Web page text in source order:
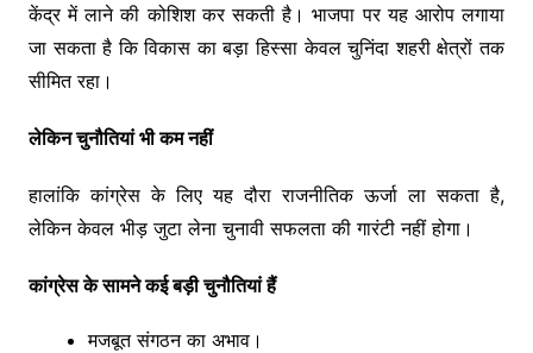
केंद्र में लाने की कोशिश कर सकती है। भाजपा पर यह आरोप लगाया
जा सकता है कि विकास का बड़ा हिस्सा केवल चुनिंदा शहरी क्षेत्रों तक
सीमित रहा।
लेकिन चुनौतियां भी कम नहीं
हालांकि कांग्रेस के लिए यह दौरा राजनीतिक ऊर्जा ला सकता है,
लेकिन केवल भीड़ जुटा लेना चुनावी सफलता की गारंटी नहीं होगा।
कांग्रेस के सामने कई बड़ी चुनौतियां हैं
मजबूत संगठन का अभाव।